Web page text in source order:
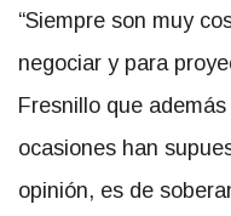
“Siempre son muy
negociar y para
Fresnillo que
ocasiones han
opinión, es de